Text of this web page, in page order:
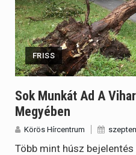
FRISS
Sok Munkát Ad A
Megyében
Körös Hírcentrum
Több mint húsz